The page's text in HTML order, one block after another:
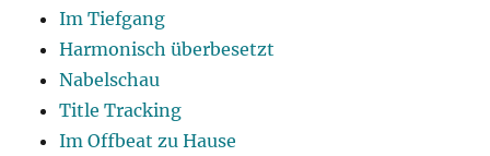
Im Tiefgang
Harmonisch überbesetzt
Nabelschau
Title Tracking
Im Offbeat zu Hause